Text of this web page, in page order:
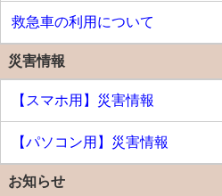
救急車の利用について
災害情報
【スマホ用】災害情報
【パソコン用】災害情報
お知らせ